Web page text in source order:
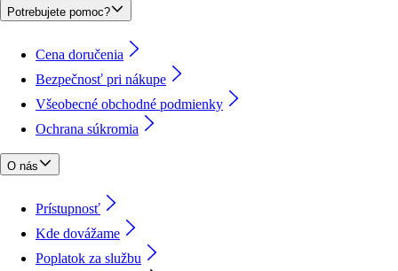
Potrebujete pomoc?
Cena doručenia
Bezpečnosť pri nákupe
Všeobecné obchodné podmienky
Ochrana súkromia
O nás
Prístupnosť
Kde dovážame
Poplatok za službu